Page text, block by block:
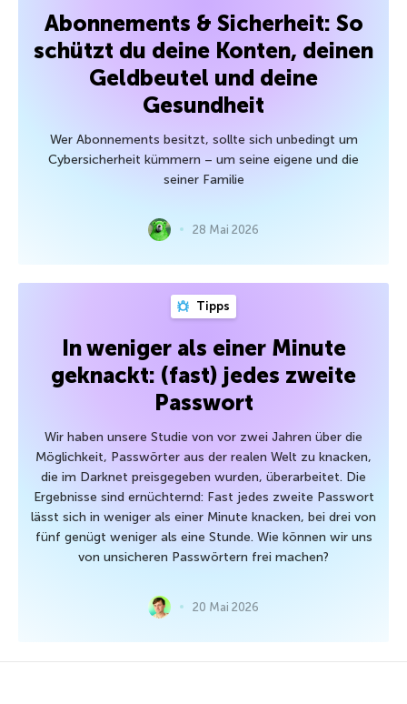
Abonnements & Sicherheit: So
schützt du deine Konten, deinen
Geldbeutel und deine
Gesundheit
Wer Abonnements besitzt, sollte sich unbedingt um
Cybersicherheit kümmern – um seine eigene und die
seiner Familie
28 Mai 2026
Tipps
In weniger als einer Minute
geknackt: (fast) jedes zweite
Passwort
Wir haben unsere Studie von vor zwei Jahren über die
Möglichkeit, Passwörter aus der realen Welt zu knacken,
die im Darknet preisgegeben wurden, überarbeitet. Die
Ergebnisse sind ernüchternd: Fast jedes zweite Passwort
lässt sich in weniger als einer Minute knacken, bei drei von
fünf genügt weniger als eine Stunde. Wie können wir uns
von unsicheren Passwörtern frei machen?
20 Mai 2026